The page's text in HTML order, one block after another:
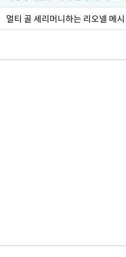
멀티 골 세리머니하는 리오넬 메시